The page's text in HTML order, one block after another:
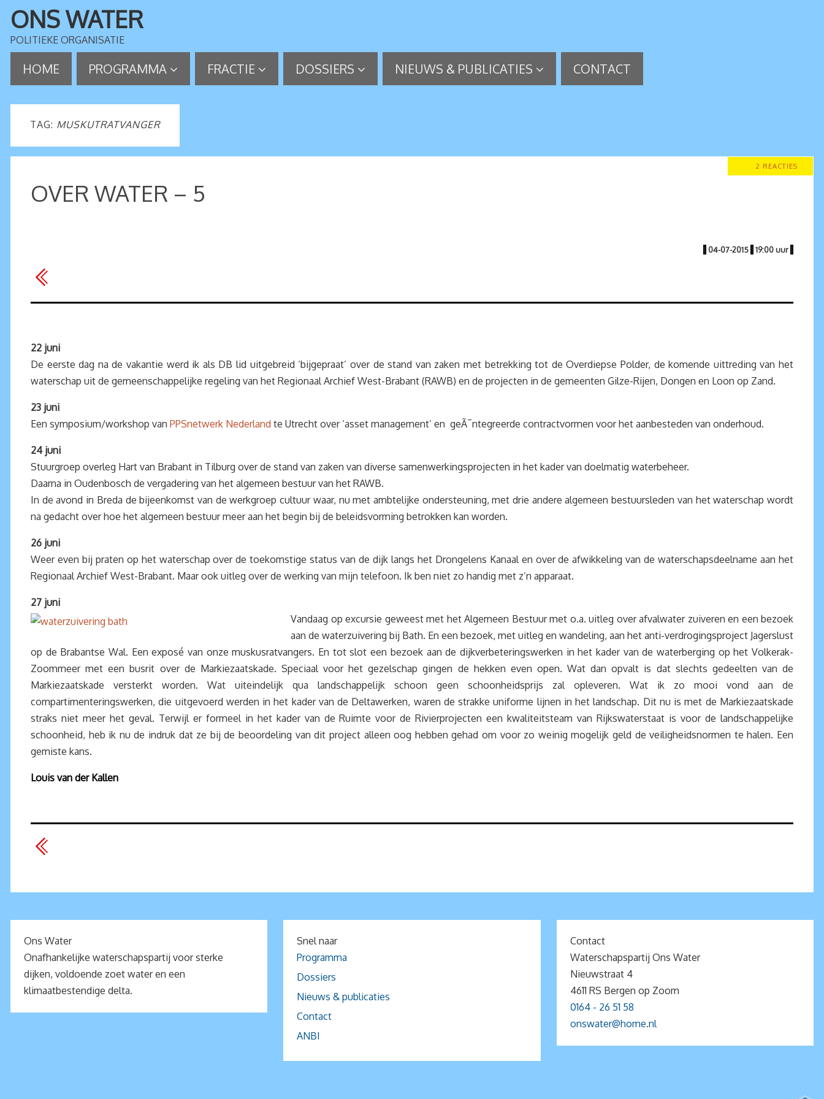
ONS WATER
POLITIEKE ORGANISATIE
HOME PROGRAMMA FRACTIE DOSSIERS NIEUWS & PUBLICATIES CONTACT
TAG: MUSKUTRATVANGER
2 REACTIES
OVER WATER – 5
| 04-07-2015 | 19:00 uur |
22 juni
De eerste dag na de vakantie werd ik als DB lid uitgebreid ‘bijgepraat’ over de stand van zaken met betrekking tot de Overdiepse Polder, de komende uittreding van het
waterschap uit de gemeenschappelijke regeling van het Regionaal Archief West-Brabant (RAWB) en de projecten in de gemeenten Gilze-Rijen, Dongen en Loon op Zand.
23 juni
Een symposium/workshop van PPSnetwerk Nederland te Utrecht over ‘asset management’ en geÃ¯ntegreerde contractvormen voor het aanbesteden van onderhoud.
24 juni
Stuurgroep overleg Hart van Brabant in Tilburg over de stand van zaken van diverse samenwerkingsprojecten in het kader van doelmatig waterbeheer.
Daarna in Oudenbosch de vergadering van het algemeen bestuur van het RAWB.
In de avond in Breda de bijeenkomst van de werkgroep cultuur waar, nu met ambtelijke ondersteuning, met drie andere algemeen bestuursleden van het waterschap wordt
na gedacht over hoe het algemeen bestuur meer aan het begin bij de beleidsvorming betrokken kan worden.
26 juni
Weer even bij praten op het waterschap over de toekomstige status van de dijk langs het Drongelens Kanaal en over de afwikkeling van de waterschapsdeelname aan het
Regionaal Archief West-Brabant. Maar ook uitleg over de werking van mijn telefoon. Ik ben niet zo handig met z’n apparaat.
27 juni
Vandaag op excursie geweest met het Algemeen Bestuur met o.a. uitleg over afvalwater zuiveren en een bezoek
aan de waterzuivering bij Bath. En een bezoek, met uitleg en wandeling, aan het anti-verdrogingsproject Jagerslust
op de Brabantse Wal. Een exposé van onze muskusratvangers. En tot slot een bezoek aan de dijkverbeteringswerken in het kader van de waterberging op het Volkerak-
Zoommeer met een busrit over de Markiezaatskade. Speciaal voor het gezelschap gingen de hekken even open. Wat dan opvalt is dat slechts gedeelten van de
Markiezaatskade versterkt worden. Wat uiteindelijk qua landschappelijk schoon geen schoonheidsprijs zal opleveren. Wat ik zo mooi vond aan de
compartimenteringswerken, die uitgevoerd werden in het kader van de Deltawerken, waren de strakke uniforme lijnen in het landschap. Dit nu is met de Markiezaatskade
straks niet meer het geval. Terwijl er formeel in het kader van de Ruimte voor de Rivierprojecten een kwaliteitsteam van Rijkswaterstaat is voor de landschappelijke
schoonheid, heb ik nu de indruk dat ze bij de beoordeling van dit project alleen oog hebben gehad om voor zo weinig mogelijk geld de veiligheidsnormen te halen. Een
gemiste kans.
Louis van der Kallen
Ons Water
Onafhankelijke waterschapspartij voor sterke
dijken, voldoende zoet water en een
klimaatbestendige delta.
Snel naar
Programma
Dossiers
Nieuws & publicaties
Contact
ANBI
Contact
Waterschapspartij Ons Water
Nieuwstraat 4
4611 RS Bergen op Zoom
0164 - 26 51 58
onswater@home.nl